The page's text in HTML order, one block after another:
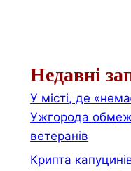
Недавні
У місті, де
Ужгорода
ветеранів
Крипта